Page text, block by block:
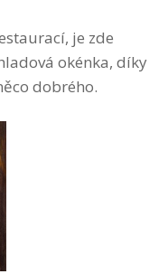
je zde
okénka, díky
dobrého.